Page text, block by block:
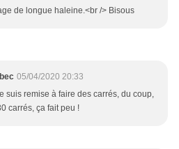
de longue haleine.<br /> Bisous
05/04/2020 20:33
suis remise à faire des carrés, du coup,
carrés, ça fait peu !